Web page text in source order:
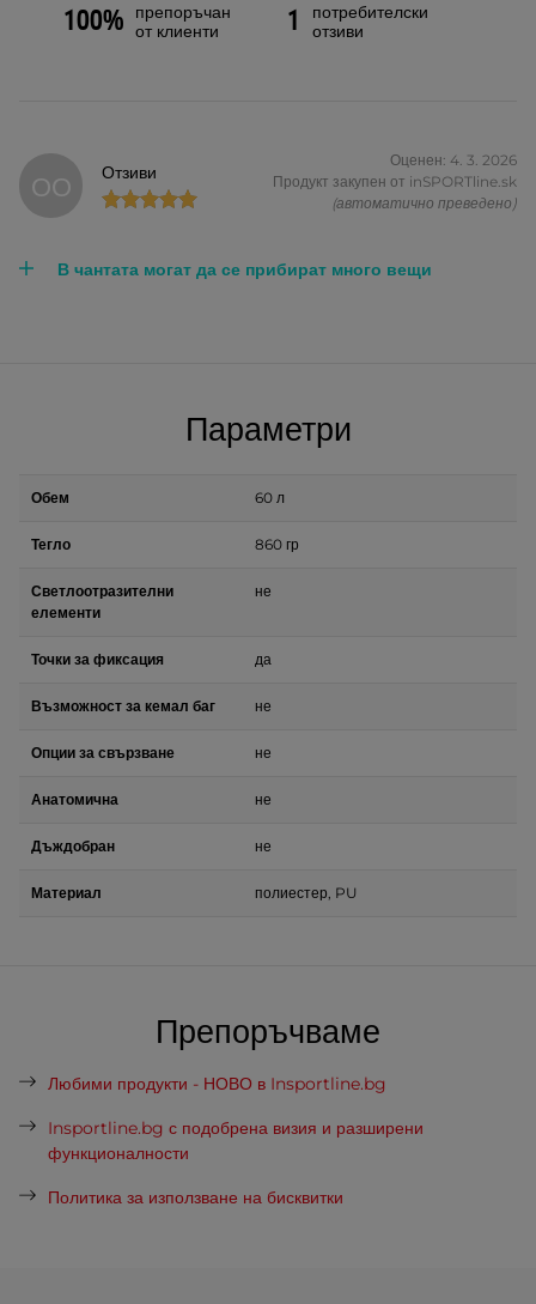
100%
препоръчан
от клиенти
1
потребителски
отзиви
ОО Отзиви
Оценен: 4. 3. 2026
Продукт закупен от inSPORTline.sk
(автоматично преведено)
В чантата могат да се прибират много вещи
Параметри
Обем 60 л
Тегло 860 гр
Светлоотразителни
елементи
не
Точки за фиксация да
Възможност за кемал баг не
Опции за свързване не
Анатомична не
Дъждобран не
Материал полиестер, PU
Препоръчваме
Любими продукти - НОВО в Insportline.bg
Insportline.bg с подобрена визия и разширени
функционалности
Политика за използване на бисквитки